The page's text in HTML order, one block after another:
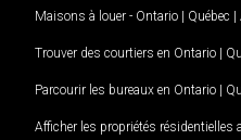
Maisons à louer - Ontario | Québec |
Trouver des courtiers en Ontario |
Parcourir les bureaux en Ontario |
Afficher les propriétés résidentielles